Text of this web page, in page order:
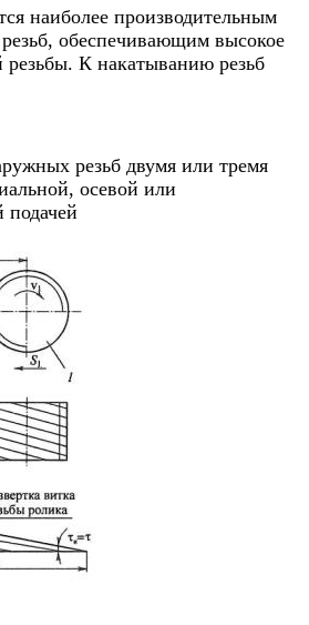
наиболее производительным
обеспечивающим высокое
резьбы. К накатыванию резьб
резьб двумя или тремя
осевой или
подачей